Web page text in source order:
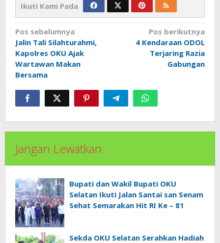
Ikuti Kami Pada
Navigasi
pos
Pos sebelumnya
Jalin Tali Silahturahmi,
Kapolres OKU Ajak
Wartawan Makan
Bersama
Pos berikutnya
4 Kendaraan ODOL
Terjaring Razia
Gabungan
Jangan Lewatkan
Bupati dan Wakil Bupati OKU
Selatan Ikuti Jalan Santai san Senam
Sehat Semarakan Hit RI Ke – 81
Sekda OKU Selatan Serahkan Hadiah